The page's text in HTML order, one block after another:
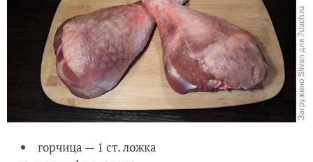
горчица — 1 ст. ложка